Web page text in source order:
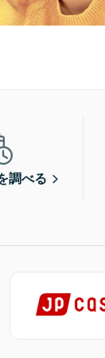
調べる